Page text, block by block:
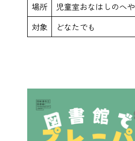
場所
児童室おなはしのへや
対象
どなたでも